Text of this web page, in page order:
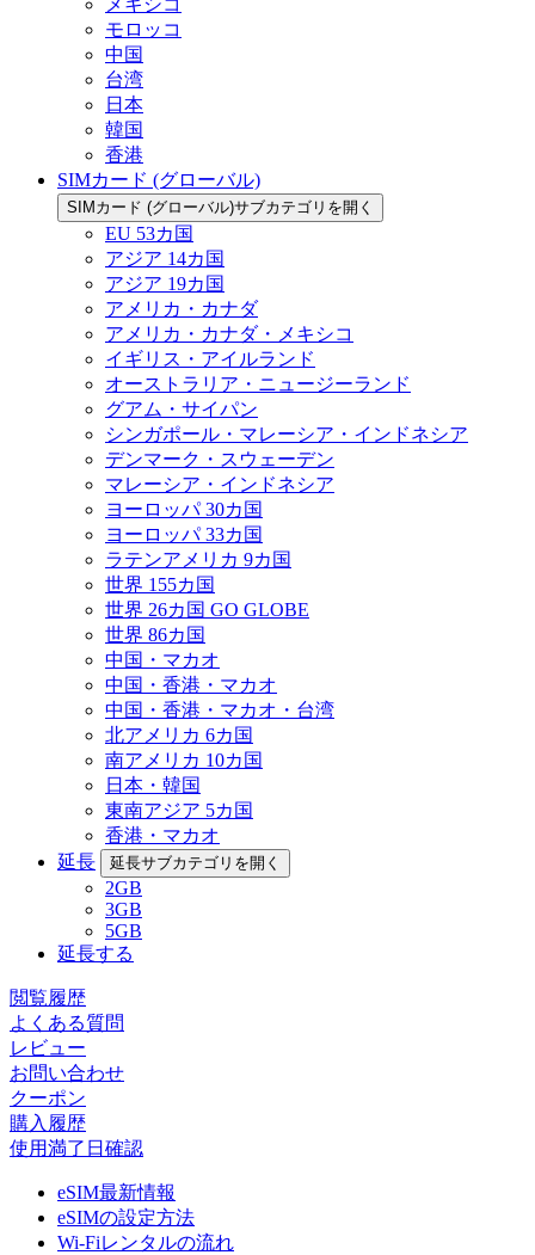
モロッコ
中国
台湾
日本
韓国
香港
SIMカード (グローバル)
SIMカード (グローバル)サブカテゴリを開く
EU 53カ国
アジア 14カ国
アジア 19カ国
アメリカ・カナダ
アメリカ・カナダ・メキシコ
イギリス・アイルランド
オーストラリア・ニュージーランド
グアム・サイパン
シンガポール・マレーシア・インドネシア
デンマーク・スウェーデン
マレーシア・インドネシア
ヨーロッパ 30カ国
ヨーロッパ 33カ国
ラテンアメリカ 9カ国
世界 155カ国
世界 26カ国 GO GLOBE
世界 86カ国
中国・マカオ
中国・香港・マカオ
中国・香港・マカオ・台湾
北アメリカ 6カ国
南アメリカ 10カ国
日本・韓国
東南アジア 5カ国
香港・マカオ
延長
延長サブカテゴリを開く
2GB
3GB
5GB
延長する
閲覧履歴
よくある質問
レビュー
お問い合わせ
クーポン
購入履歴
使用満了日確認
eSIM最新情報
eSIMの設定方法
Wi-Fiレンタルの流れ